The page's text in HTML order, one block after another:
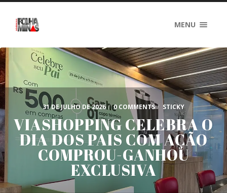
MENU
31 DE JULHO DE 2026 / 0 COMMENTS / STICKY
VIASHOPPING CELEBRA O
DIA DOS PAIS COM AÇÃO
COMPROU-GANHOU
EXCLUSIVA